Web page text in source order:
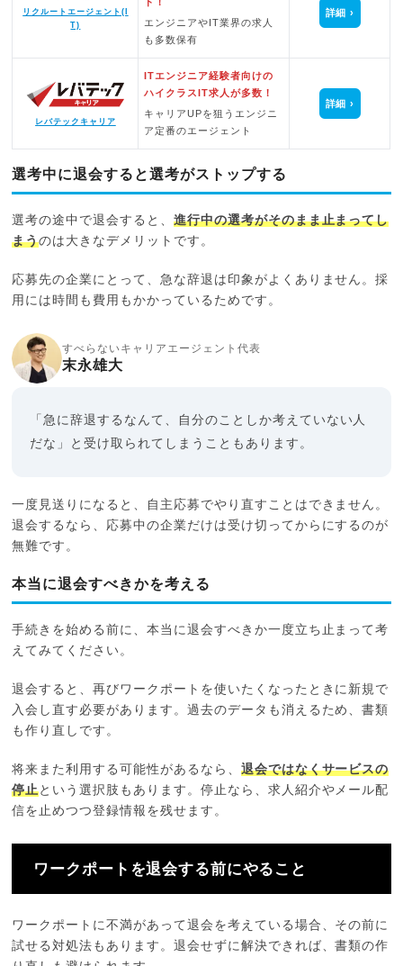
リクルートエージェント(I
T)
エンジニアやIT業界の求人
も多数保有
詳細
レバテックキャリア
ITエンジニア経験者向けの
ハイクラスIT求人が多数！
キャリアUPを狙うエンジニ
ア定番のエージェント
詳細
選考中に退会すると選考がストップする
選考の途中で退会すると、 進行中の選考がそのまま止まってし
まうのは大きなデメリットです。
応募先の企業にとって、急な辞退は印象がよくありません。採
用には時間も費用もかかっているためです。
すべらないキャリアエージェント代表
末永雄大
「急に辞退するなんて、自分のことしか考えていない人
だな」と受け取られてしまうこともあります。
一度見送りになると、自主応募でやり直すことはできません。
退会するなら、応募中の企業だけは受け切ってからにするのが
無難です。
本当に退会すべきかを考える
手続きを始める前に、本当に退会すべきか一度立ち止まって考
えてみてください。
退会すると、再びワークポートを使いたくなったときに新規で
入会し直す必要があります。過去のデータも消えるため、書類
も作り直しです。
将来また利用する可能性があるなら、 退会ではなくサービスの
停止という選択肢もあります。停止なら、求人紹介やメール配
信を止めつつ登録情報を残せます。
ワークポートを退会する前にやること
ワークポートに不満があって退会を考えている場合、その前に
試せる対処法もあります。退会せずに解決できれば、書類の作